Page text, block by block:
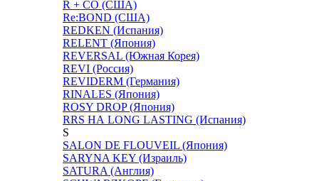
R + CO (США)
Re:BOND (США)
REDKEN (Испания)
RELENT (Япония)
REVERSAL (Южная Корея)
REVI (Россия)
REVIDERM (Германия)
RINALES (Япония)
ROSY DROP (Япония)
RRS НА LONG LASTING (Испания)
S
SALON DE FLOUVEIL (Япония)
SARYNA KEY (Израиль)
SATURA (Англия)